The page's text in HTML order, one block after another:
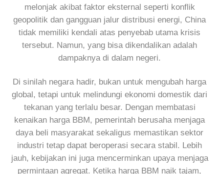
melonjak akibat faktor eksternal seperti konflik
geopolitik dan gangguan jalur distribusi energi, China
tidak memiliki kendali atas penyebab utama krisis
tersebut. Namun, yang bisa dikendalikan adalah
dampaknya di dalam negeri.
Di sinilah negara hadir, bukan untuk mengubah harga
global, tetapi untuk melindungi ekonomi domestik dari
tekanan yang terlalu besar. Dengan membatasi
kenaikan harga BBM, pemerintah berusaha menjaga
daya beli masyarakat sekaligus memastikan sektor
industri tetap dapat beroperasi secara stabil. Lebih
jauh, kebijakan ini juga mencerminkan upaya menjaga
permintaan agregat. Ketika harga BBM naik tajam,